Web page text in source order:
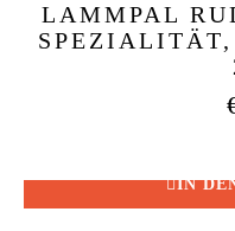
LAMMPAL
IN